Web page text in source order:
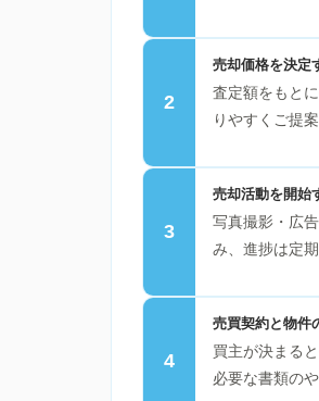
2
売却価格を決定
査定額をもと
りやすくご提案
3
売却活動を開始
写真撮影・広
み、進捗は定
4
売買契約と物件
買主が決まる
必要な書類の